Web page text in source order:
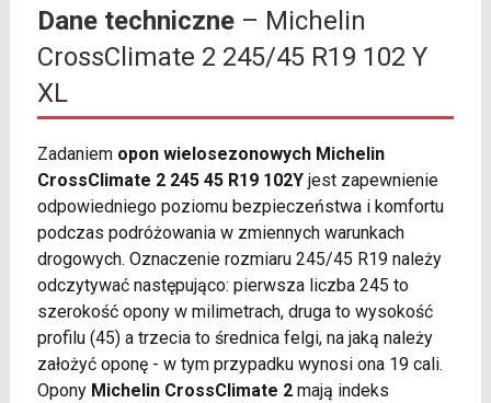
Dane techniczne– Michelin
CrossClimate 2 245/45 R19 102 Y
XL
Zadaniem opon wielosezonowych Michelin
CrossClimate 2 245 45 R19 102Yjest zapewnienie
odpowiedniego poziomu bezpieczeństwa i komfortu
podczas podróżowania w zmiennych warunkach
drogowych. Oznaczenie rozmiaru 245/45 R19 należy
odczytywać następująco: pierwsza liczba 245 to
szerokość opony w milimetrach, druga to wysokość
profilu (45) a trzecia to średnica felgi, na jaką należy
założyć oponę - w tym przypadku wynosi ona 19 cali.
Opony Michelin CrossClimate 2mają indeks